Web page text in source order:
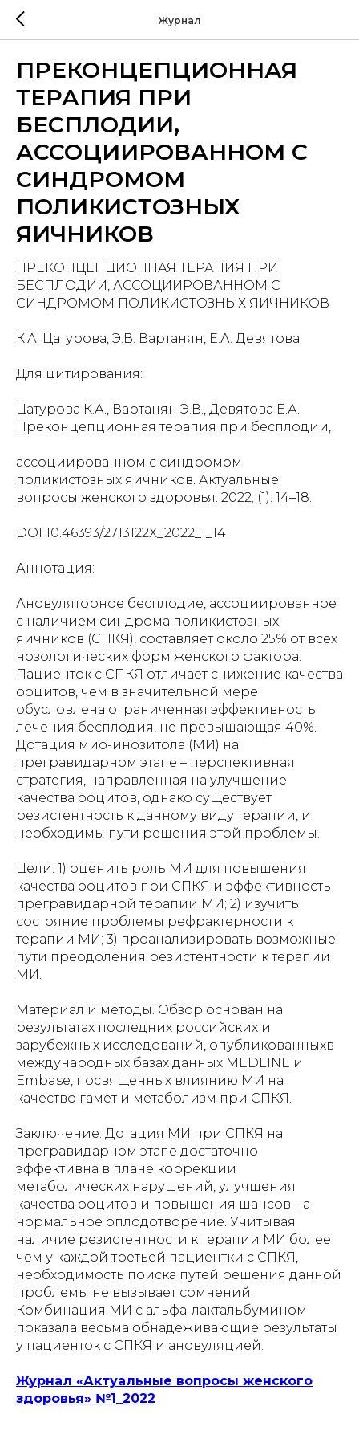
Журнал
ПРЕКОНЦЕПЦИОННАЯ
ТЕРАПИЯ ПРИ
БЕСПЛОДИИ,
АССОЦИИРОВАННОМ С
СИНДРОМОМ
ПОЛИКИСТОЗНЫХ
ЯИЧНИКОВ
ПРЕКОНЦЕПЦИОННАЯ ТЕРАПИЯ ПРИ
БЕСПЛОДИИ, АССОЦИИРОВАННОМ С
СИНДРОМОМ ПОЛИКИСТОЗНЫХ ЯИЧНИКОВ
К.А. Цатурова, Э.В. Вартанян, Е.А. Девятова
Для цитирования:
Цатурова К.А., Вартанян Э.В., Девятова Е.А.
Преконцепционная терапия при бесплодии,
ассоциированном с синдромом
поликистозных яичников. Актуальные
вопросы женского здоровья. 2022; (1): 14–18.
DOI 10.46393/2713122Х_2022_1_14
Аннотация:
Ановуляторное бесплодие, ассоциированное
с наличием синдрома поликистозных
яичников (СПКЯ), составляет около 25% от всех
нозологических форм женского фактора.
Пациенток с СПКЯ отличает снижение качества
ооцитов, чем в значительной мере
обусловлена ограниченная эффективность
лечения бесплодия, не превышающая 40%.
Дотация мио-инозитола (МИ) на
прегравидарном этапе – перспективная
стратегия, направленная на улучшение
качества ооцитов, однако существует
резистентность к данному виду терапии, и
необходимы пути решения этой проблемы.
Цели: 1) оценить роль МИ для повышения
качества ооцитов при СПКЯ и эффективность
прегравидарной терапии МИ; 2) изучить
состояние проблемы рефрактерности к
терапии МИ; 3) проанализировать возможные
пути преодоления резистентности к терапии
МИ.
Материал и методы. Обзор основан на
результатах последних российских и
зарубежных исследований, опубликованныхв
международных базах данных MEDLINE и
Embase, посвященных влиянию МИ на
качество гамет и метаболизм при СПКЯ.
Заключение. Дотация МИ при СПКЯ на
прегравидарном этапе достаточно
эффективна в плане коррекции
метаболических нарушений, улучшения
качества ооцитов и повышения шансов на
нормальное оплодотворение. Учитывая
наличие резистентности к терапии МИ более
чем у каждой третьей пациентки с СПКЯ,
необходимость поиска путей решения данной
проблемы не вызывает сомнений.
Комбинация МИ с альфа-лактальбумином
показала весьма обнадеживающие результаты
у пациенток с СПКЯ и ановуляцией.
Журнал «Актуальные вопросы женского
здоровья» №1_2022